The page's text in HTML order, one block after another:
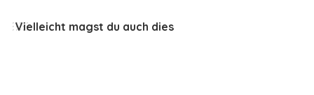
Vielleicht magst du auch dies